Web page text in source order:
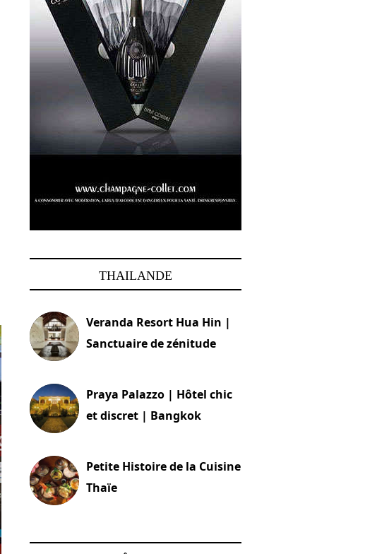
THAILANDE
Veranda Resort Hua Hin |
Sanctuaire de zénitude
Praya Palazzo | Hôtel chic
et discret | Bangkok
Petite Histoire de la Cuisine
Thaïe